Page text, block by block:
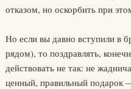
отказом, но оскорбить при
Но если вы давно вступили в
рядом), то поздравлять,
действовать не так: не
ценный, правильный подарок